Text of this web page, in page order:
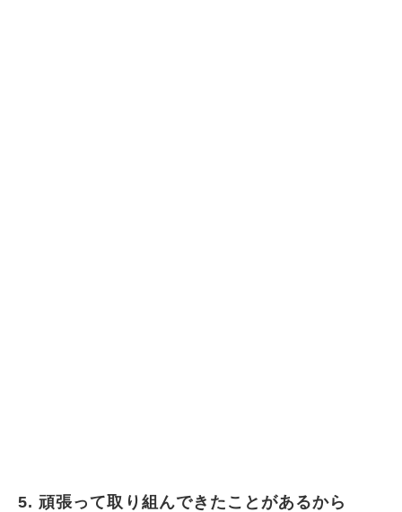
5. 頑張って取り組んできたことがあるから